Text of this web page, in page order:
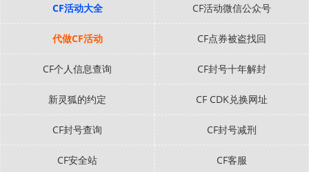
CF活动大全 CF活动微信公众号
代做CF活动 CF点券被盗找回
CF个人信息查询 CF封号十年解封
新灵狐的约定 CF CDK兑换网址
CF封号查询 CF封号减刑
CF安全站 CF客服